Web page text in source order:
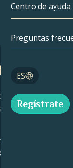
Leo
Virgo
Sagitario
Tarot
Números de
Centro de ayuda
Preguntas
ES
English
Regístrate
Astral
Rock?
Philippines el
Leo.